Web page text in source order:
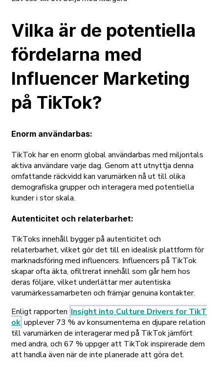
Vilka är de potentiella
fördelarna med
Influencer Marketing
på TikTok?
Enorm användarbas:
TikTok har en enorm global användarbas med miljontals
aktiva användare varje dag. Genom att utnyttja denna
omfattande räckvidd kan varumärken nå ut till olika
demografiska grupper och interagera med potentiella
kunder i stor skala.
Autenticitet och relaterbarhet:
TikToks innehåll bygger på autenticitet och
relaterbarhet, vilket gör det till en idealisk plattform för
marknadsföring med influencers. Influencers på TikTok
skapar ofta äkta, ofiltrerat innehåll som går hem hos
deras följare, vilket underlättar mer autentiska
varumärkessamarbeten och främjar genuina kontakter.
Enligt rapporten Insight into Culture Drivers for TikT
ok upplever 73 % av konsumenterna en djupare relation
till varumärken de interagerar med på TikTok jämfört
med andra, och 67 % uppger att TikTok inspirerade dem
att handla även när de inte planerade att göra det.